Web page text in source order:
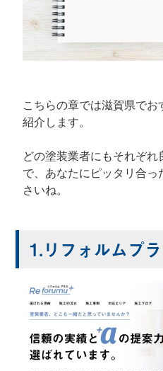
こちらの章では滋賀県で
紹介します。
どの塗装業者にもそれぞ
で、あなたにピッタリ合
さいね。
1.リフォルムプ